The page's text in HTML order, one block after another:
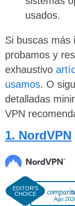
usados.
Si buscas más
probamos y
exhaustivo
usamos. O
detalladas
VPN
1. NordVPN
Ago